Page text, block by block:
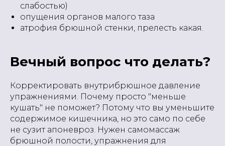
слабостью)
опущения органов малого таза
атрофия брюшной стенки, прелесть какая.
Вечный вопрос что делать?
Корректировать внутрибрюшное давление
упражнениями. Почему просто "меньше
кушать" не поможет? Потому что вы уменьшите
содержимое кишечника, но это само по себе
не сузит апоневроз. Нужен самомассаж
брюшной полости, упражнения для